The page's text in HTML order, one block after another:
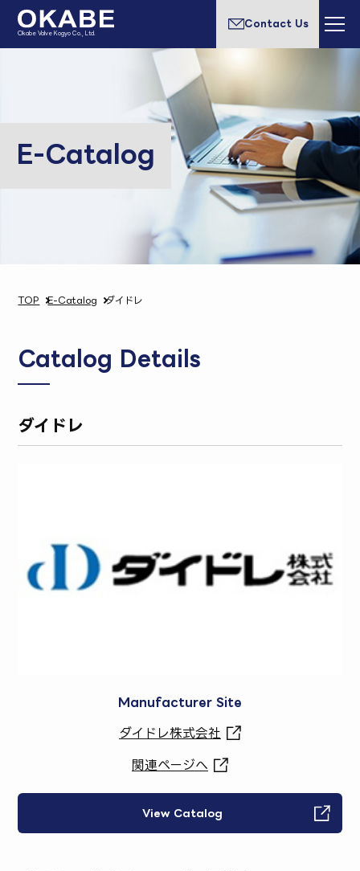
Okabe Valve Kogyo Co., Ltd.
Contact Us
E-Catalog
TOP E-Catalog ダイドレ
Catalog Details
ダイドレ
Manufacturer Site
ダイドレ株式会社
関連ページへ
View Catalog